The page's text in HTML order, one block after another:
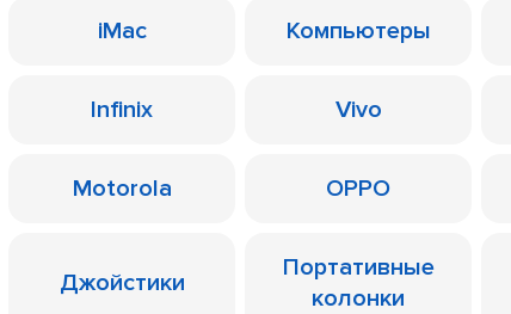
iMac Компьютеры
Infinix Vivo
Motorola OPPO
Джойстики
Портативные
колонки